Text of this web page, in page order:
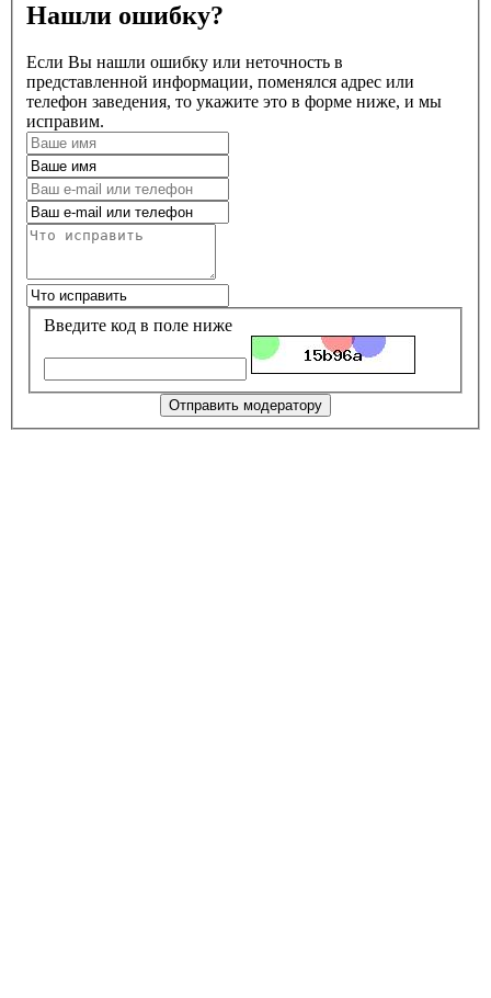
Нашли ошибку?
Если Вы нашли ошибку или неточность в
представленной информации, поменялся адрес или
телефон заведения, то укажите это в форме ниже, и мы
исправим.
Введите код в поле ниже
Отправить модератору